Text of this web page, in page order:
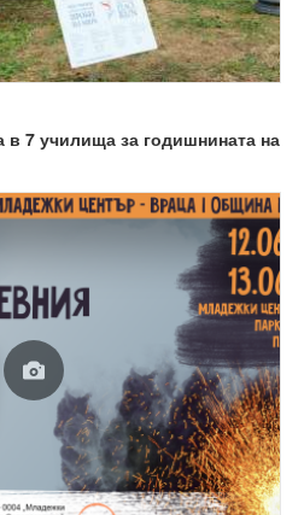
в 7 училища за годишнината на